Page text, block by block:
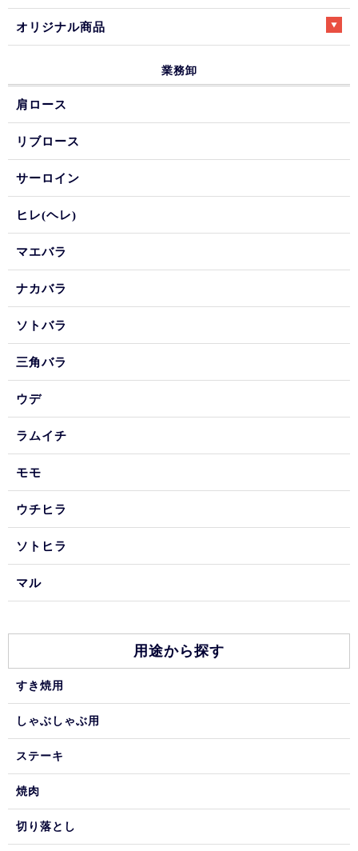
オリジナル商品
業務卸
肩ロース
リブロース
サーロイン
ヒレ(ヘレ)
マエバラ
ナカバラ
ソトバラ
三角バラ
ウデ
ラムイチ
モモ
ウチヒラ
ソトヒラ
マル
用途から探す
すき焼用
しゃぶしゃぶ用
ステーキ
焼肉
切り落とし